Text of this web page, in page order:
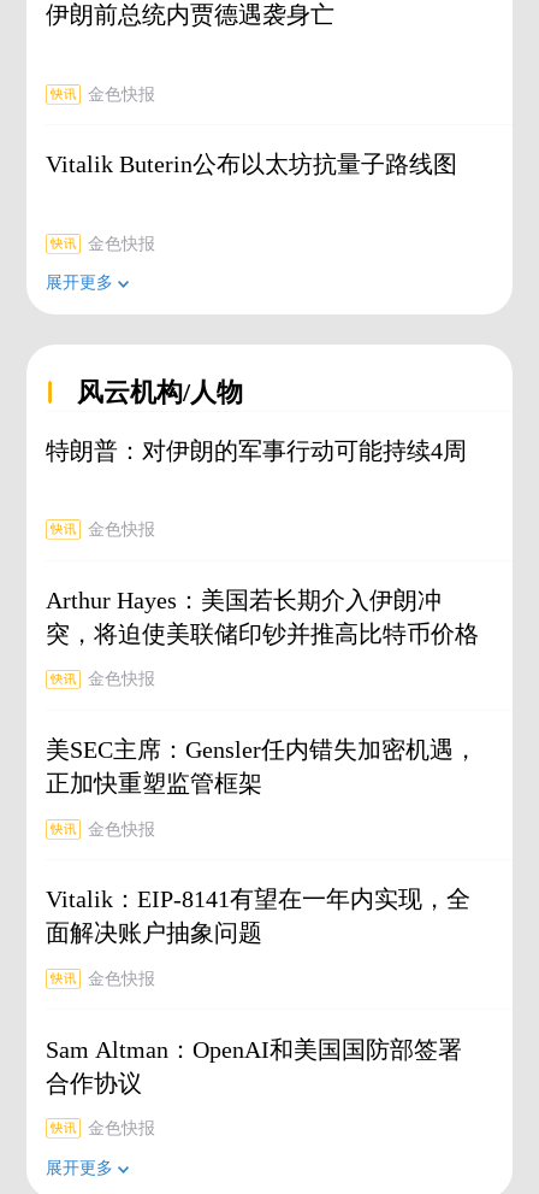
伊朗前总统内贾德遇袭身亡
金色快报
Vitalik Buterin公布以太坊抗量子路线图
金色快报
展开更多
风云机构/人物
特朗普：对伊朗的军事行动可能持续4周
金色快报
Arthur Hayes：美国若长期介入伊朗冲
突，将迫使美联储印钞并推高比特币价格
金色快报
美SEC主席：Gensler任内错失加密机遇，
正加快重塑监管框架
金色快报
Vitalik：EIP-8141有望在一年内实现，全
面解决账户抽象问题
金色快报
Sam Altman：OpenAI和美国国防部签署
合作协议
金色快报
展开更多